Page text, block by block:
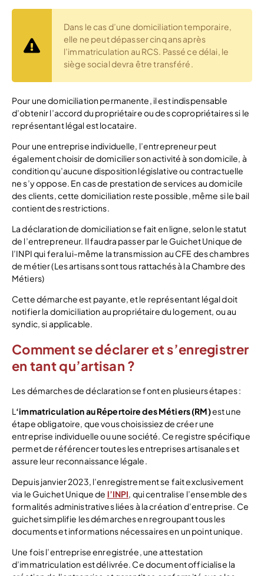
Dans le cas d’une domiciliation temporaire,
elle ne peut dépasser cinq ans après
l’immatriculation au RCS. Passé ce délai, le
siège social devra être transféré.
Pour une domiciliation permanente, il est indispensable
d’obtenir l’accord du propriétaire ou des copropriétaires si le
représentant légal est locataire.
Pour une entreprise individuelle, l’entrepreneur peut
également choisir de domicilier son activité à son domicile, à
condition qu’aucune disposition législative ou contractuelle
ne s’y oppose. En cas de prestation de services au domicile
des clients, cette domiciliation reste possible, même si le bail
contient des restrictions.
La déclaration de domiciliation se fait en ligne, selon le statut
de l’entrepreneur. Il faudra passer par le Guichet Unique de
l’INPI qui fera lui-même la transmission au CFE des chambres
de métier (Les artisans sont tous rattachés à la Chambre des
Métiers)
Cette démarche est payante, et le représentant légal doit
notifier la domiciliation au propriétaire du logement, ou au
syndic, si applicable.
Comment se déclarer et s’enregistrer
en tant qu’artisan ?
Les démarches de déclaration se font en plusieurs étapes :
L ‘immatriculation au Répertoire des Métiers (RM)est une
étape obligatoire, que vous choisissiez de créer une
entreprise individuelle ou une société. Ce registre spécifique
permet de référencer toutes les entreprises artisanales et
assure leur reconnaissance légale.
Depuis janvier 2023, l’enregistrement se fait exclusivement
via le Guichet Unique de l’INPI, qui centralise l’ensemble des
formalités administratives liées à la création d’entreprise. Ce
guichet simplifie les démarches en regroupant tous les
documents et informations nécessaires en un point unique.
Une fois l’entreprise enregistrée, une attestation
d’immatriculation est délivrée. Ce document officialise la